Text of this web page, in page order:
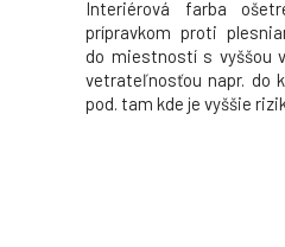
Interiérová farba
prípravkom proti
do miestností s vyššou
vetrateľnosťou napr. do
pod. tam kde je vyššie